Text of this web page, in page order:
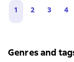
1 2 3 4
Genres and